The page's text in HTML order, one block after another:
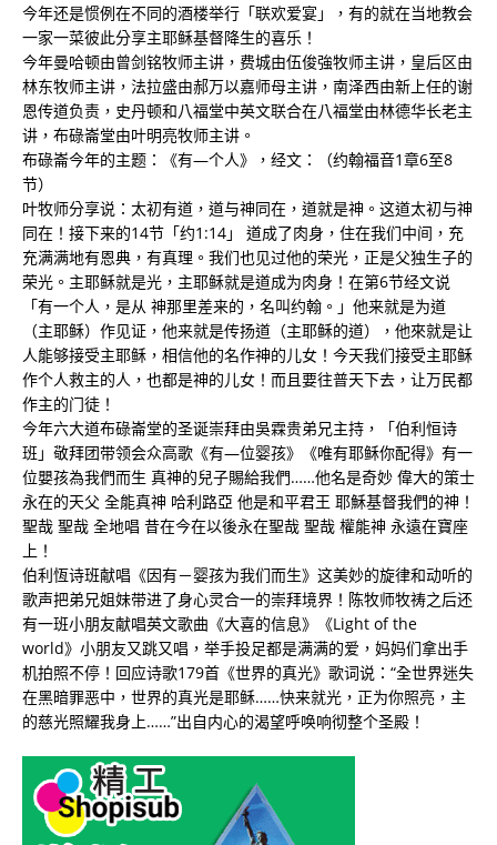
今年还是惯例在不同的酒楼举行「联欢爱宴」，有的就在当地教会
一家一菜彼此分享主耶稣基督降生的喜乐！
今年曼哈顿由曾剑铭牧师主讲，费城由伍俊強牧师主讲，皇后区由
林东牧师主讲，法拉盛由郝万以嘉师母主讲，南泽西由新上任的谢
恩传道负责，史丹顿和八福堂中英文联合在八福堂由林德华长老主
讲，布碌崙堂由叶明亮牧师主讲。
布碌崙今年的主题：《有—个人》，经文：（约翰福音1章6至8
节）
叶牧师分享说：太初有道，道与神同在，道就是神。这道太初与神
同在！接下来的14节「约1:14」 道成了肉身，住在我们中间，充
充满满地有恩典，有真理。我们也见过他的荣光，正是父独生子的
荣光。主耶稣就是光，主耶稣就是道成为肉身！在第6节经文说
「有一个人，是从 神那里差来的，名叫约翰。」他来就是为道
（主耶稣）作见证，他来就是传扬道（主耶稣的道），他來就是让
人能够接受主耶稣，相信他的名作神的儿女！今天我们接受主耶稣
作个人救主的人，也都是神的儿女！而且要往普天下去，让万民都
作主的门徒！
今年六大道布碌崙堂的圣诞崇拜由吳霖贵弟兄主持，「伯利恒诗
班」敬拜团带领会众高歌《有—位婴孩》《唯有耶稣你配得》有一
位嬰孩為我們而生 真神的兒子賜給我們……他名是奇妙 偉大的策士
永在的天父 全能真神 哈利路亞 他是和平君王 耶穌基督我們的神！
聖哉 聖哉 全地唱 昔在今在以後永在聖哉 聖哉 權能神 永遠在寶座
上！
伯利恆诗班献唱《因有－婴孩为我们而生》这美妙的旋律和动听的
歌声把弟兄姐妹带进了身心灵合一的崇拜境界！陈牧师牧祷之后还
有一班小朋友献唱英文歌曲《大喜的信息》《Light of the
world》小朋友又跳又唱，举手投足都是满满的爱，妈妈们拿出手
机拍照不停！回应诗歌179首《世界的真光》歌词说：“全世界迷失
在黑暗罪恶中，世界的真光是耶稣……快来就光，正为你照亮，主
的慈光照耀我身上……”出自内心的渴望呼唤响彻整个圣殿！